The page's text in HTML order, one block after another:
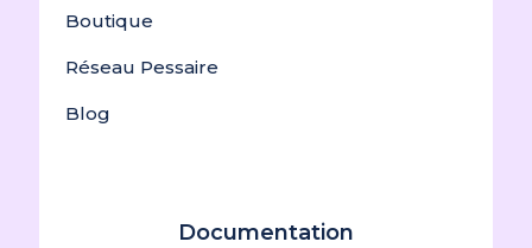
Boutique
Réseau Pessaire
Blog
Documentation